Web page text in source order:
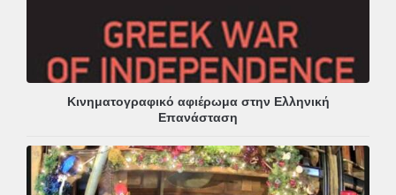
Κινηματογραφικό αφιέρωμα στην Ελληνική
Επανάσταση